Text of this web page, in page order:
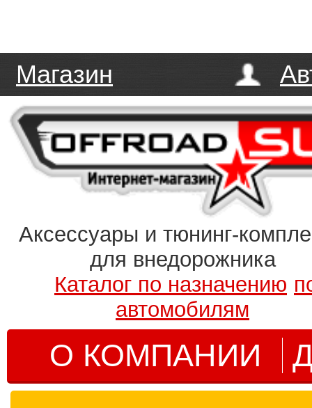
Магазин
Аксессуары и тюнинг-
для внедорожника
Каталог по назначению
автомобилям
О КОМПАНИИ